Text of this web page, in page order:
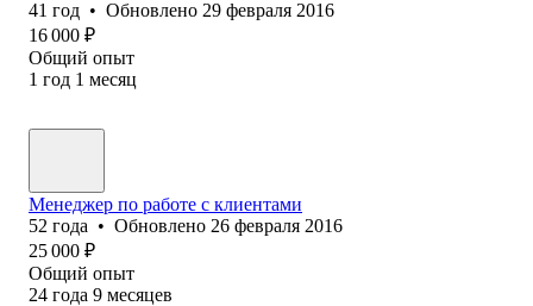
41 год • Обновлено 29 февраля 2016
16 000 ₽
Общий опыт
1 год 1 месяц
Менеджер по работе с клиентами
52 года • Обновлено 26 февраля 2016
25 000 ₽
Общий опыт
24 года 9 месяцев